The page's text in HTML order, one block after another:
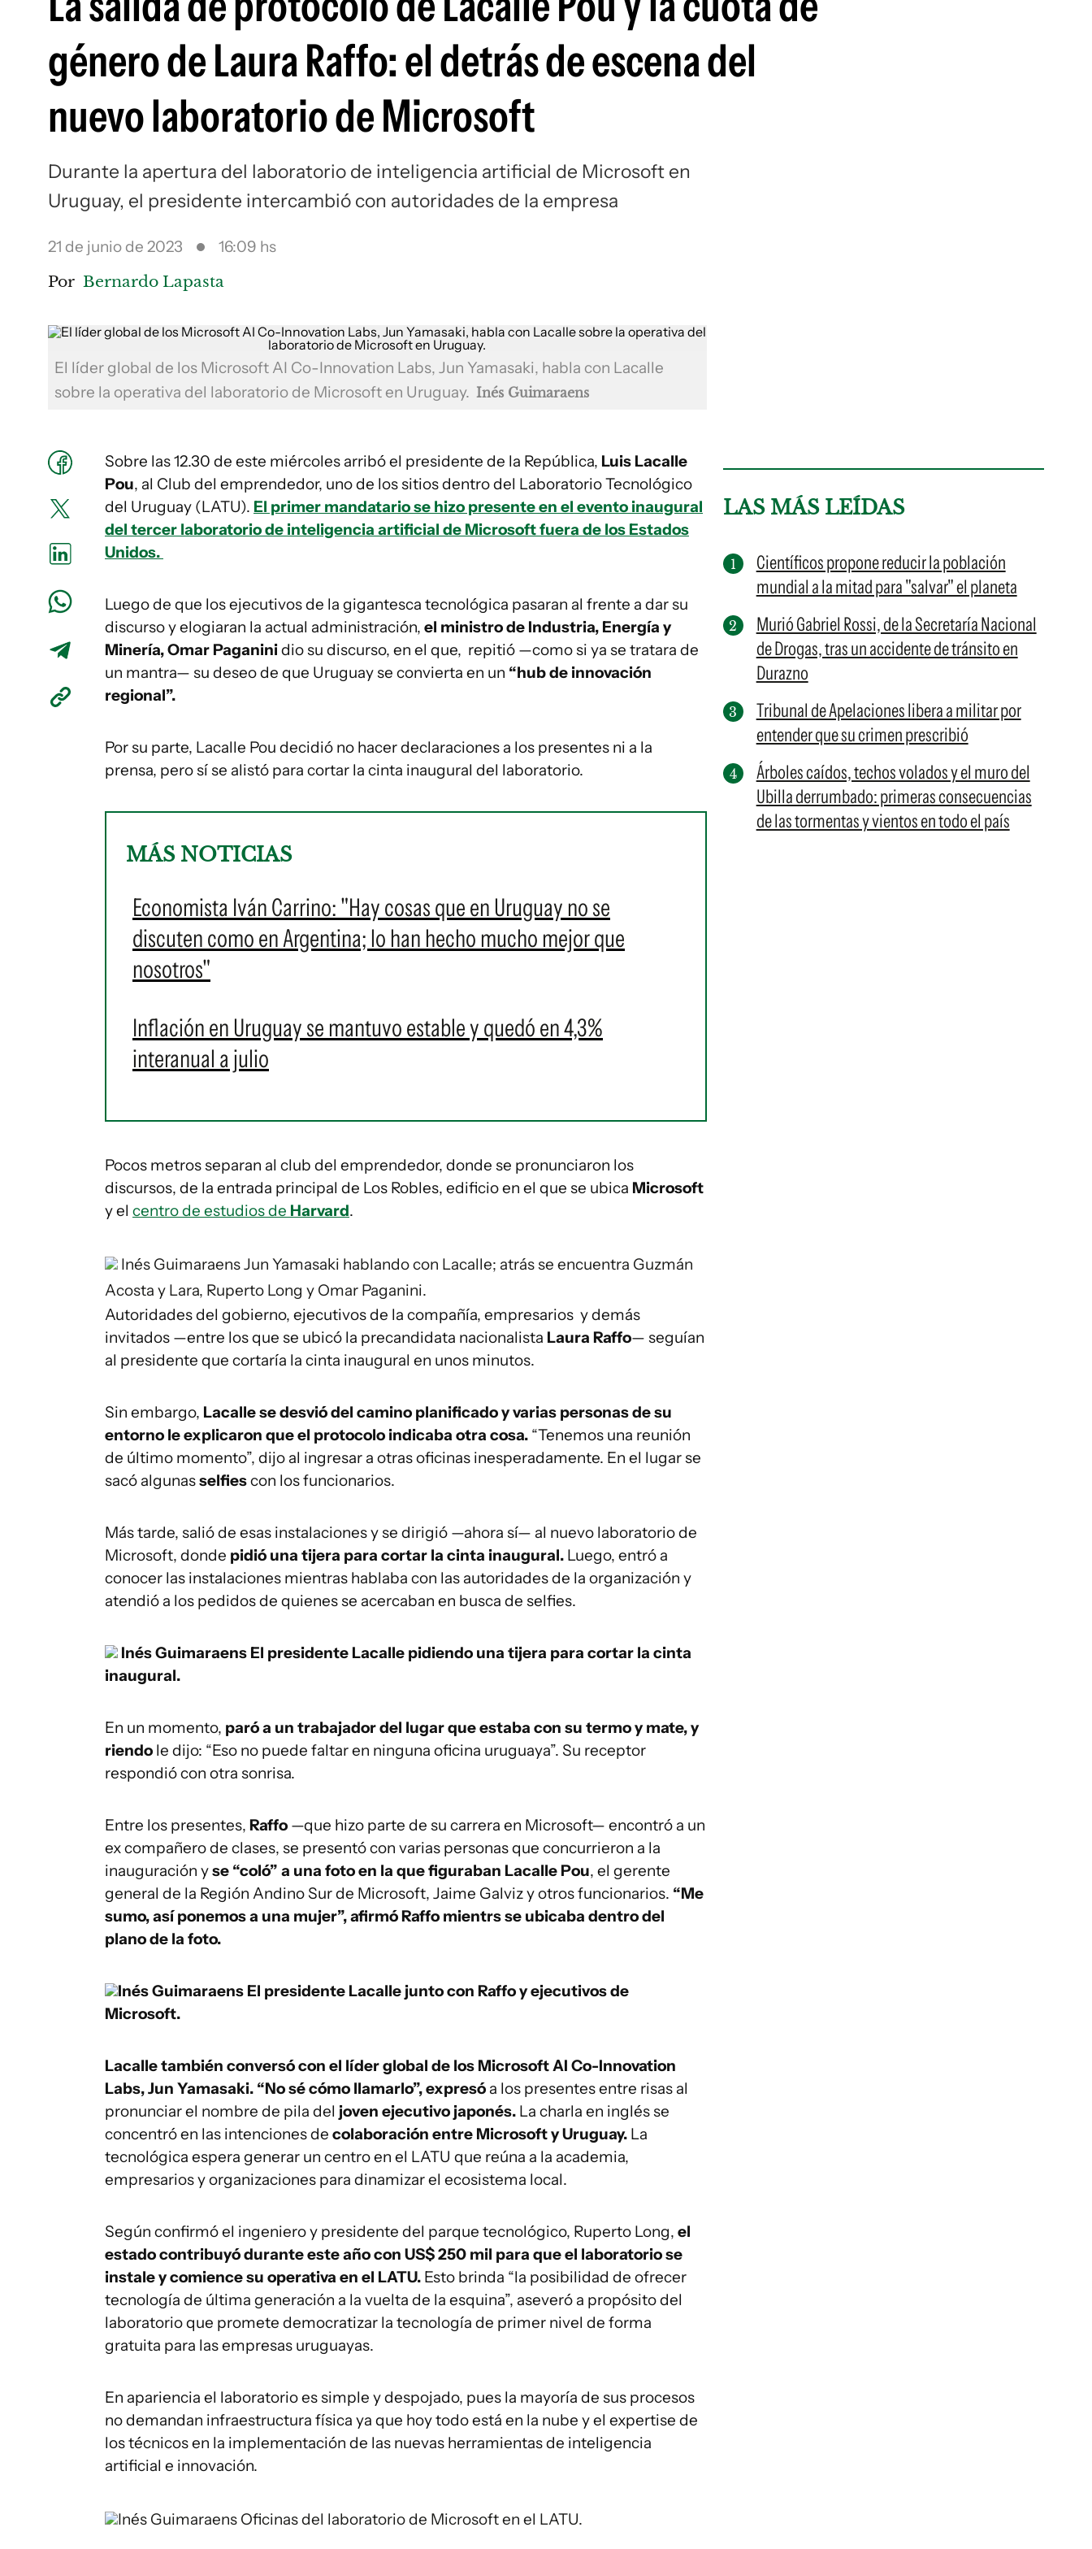
género de Laura Raffo: el detrás de escena del
nuevo laboratorio de Microsoft
Durante la apertura del laboratorio de inteligencia artificial de Microsoft en
Uruguay, el presidente intercambió con autoridades de la empresa
21 de junio de 2023 16:09 hs
Por Bernardo Lapasta
El líder global de los Microsoft AI Co-Innovation Labs, Jun Yamasaki, habla con Lacalle
sobre la operativa del laboratorio de Microsoft en Uruguay. Inés Guimaraens
Sobre las 12.30 de este miércoles arribó el presidente de la República, Luis Lacalle
Pou, al Club del emprendedor, uno de los sitios dentro del Laboratorio Tecnológico
del Uruguay (LATU). El primer mandatario se hizo presente en el evento inaugural
del tercer laboratorio de inteligencia artificial de Microsoft fuera de los Estados
Unidos.
Luego de que los ejecutivos de la gigantesca tecnológica pasaran al frente a dar su
discurso y elogiaran la actual administración, el ministro de Industria, Energía y
Minería, Omar Paganini dio su discurso, en el que, repitió —como si ya se tratara de
un mantra— su deseo de que Uruguay se convierta en un “hub de innovación
regional”.
Por su parte, Lacalle Pou decidió no hacer declaraciones a los presentes ni a la
prensa, pero sí se alistó para cortar la cinta inaugural del laboratorio.
MÁS NOTICIAS
Economista Iván Carrino: "Hay cosas que en Uruguay no se
discuten como en Argentina; lo han hecho mucho mejor que
nosotros"
Inflación en Uruguay se mantuvo estable y quedó en 4,3%
interanual a julio
Pocos metros separan al club del emprendedor, donde se pronunciaron los
discursos, de la entrada principal de Los Robles, edificio en el que se ubica Microsoft
y el centro de estudios de Harvard.
Inés GuimaraensJun Yamasaki hablando con Lacalle; atrás se encuentra Guzmán
Acosta y Lara, Ruperto Long y Omar Paganini.
Autoridades del gobierno, ejecutivos de la compañía, empresarios y demás
invitados —entre los que se ubicó la precandidata nacionalista Laura Raffo— seguían
al presidente que cortaría la cinta inaugural en unos minutos.
Sin embargo, Lacalle se desvió del camino planificado y varias personas de su
entorno le explicaron que el protocolo indicaba otra cosa. “Tenemos una reunión
de último momento”, dijo al ingresar a otras oficinas inesperadamente. En el lugar se
sacó algunasselfiescon los funcionarios.
Más tarde, salió de esas instalaciones y se dirigió —ahora sí— al nuevo laboratorio de
Microsoft, donde pidió una tijera para cortar la cinta inaugural. Luego, entró a
conocer las instalaciones mientras hablaba con las autoridades de la organización y
atendió a los pedidos de quienes se acercaban en busca de selfies.
Inés Guimaraens El presidente Lacalle pidiendo una tijera para cortar la cinta
inaugural.
En un momento, paró a un trabajador del lugar que estaba con su termo y mate, y
riendo le dijo: “Eso no puede faltar en ninguna oficina uruguaya”. Su receptor
respondió con otra sonrisa.
Entre los presentes, Raffo —que hizo parte de su carrera en Microsoft— encontró a un
ex compañero de clases, se presentó con varias personas que concurrieron a la
inauguración yse “coló” a una foto en la que figuraban Lacalle Pou, el gerente
general de la Región Andino Sur de Microsoft, Jaime Galviz y otros funcionarios. “Me
sumo, así ponemos a una mujer”, afirmó Raffo mientrs se ubicaba dentro del
plano de la foto.
Inés Guimaraens El presidente Lacalle junto con Raffo y ejecutivos de
Microsoft.
Lacalle también conversó con el líder global de los Microsoft AI Co-Innovation
Labs, Jun Yamasaki. “No sé cómo llamarlo”, expresó a los presentes entre risas al
pronunciar el nombre de pila del joven ejecutivo japonés. La charla en inglés se
concentró en las intenciones de colaboración entre Microsoft y Uruguay. La
tecnológica espera generar un centro en el LATU que reúna a la academia,
empresarios y organizaciones para dinamizar el ecosistema local.
Según confirmó el ingeniero y presidente del parque tecnológico, Ruperto Long, el
estado contribuyó durante este año con US$ 250 mil para que el laboratorio se
instale y comience su operativa en el LATU. Esto brinda “la posibilidad de ofrecer
tecnología de última generación a la vuelta de la esquina”, aseveró a propósito del
laboratorio que promete democratizar la tecnología de primer nivel de forma
gratuita para las empresas uruguayas.
En apariencia el laboratorio es simple y despojado, pues la mayoría de sus procesos
no demandan infraestructura física ya que hoy todo está en la nube y el expertise de
los técnicos en la implementación de las nuevas herramientas de inteligencia
artificial e innovación.
Inés Guimaraens Oficinas del laboratorio de Microsoft en el LATU.
LAS MÁS LEÍDAS
Científicos propone reducir la población
mundial a la mitad para "salvar" el planeta
Murió Gabriel Rossi, de la Secretaría Nacional
de Drogas, tras un accidente de tránsito en
Durazno
Tribunal de Apelaciones libera a militar por
entender que su crimen prescribió
Árboles caídos, techos volados y el muro del
Ubilla derrumbado: primeras consecuencias
de las tormentas y vientos en todo el país